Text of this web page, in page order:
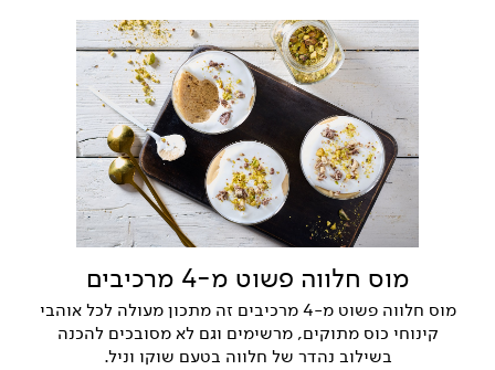
מוס חלווה פשוט מ-4 מרכיבים
מוס חלווה פשוט מ-4 מרכיבים זה מתכון מעולה לכל אוהבי
קינוחי כוס מתוקים, מרשימים וגם לא מסובכים להכנה
בשילוב נהדר של חלווה בטעם שוקו וניל.